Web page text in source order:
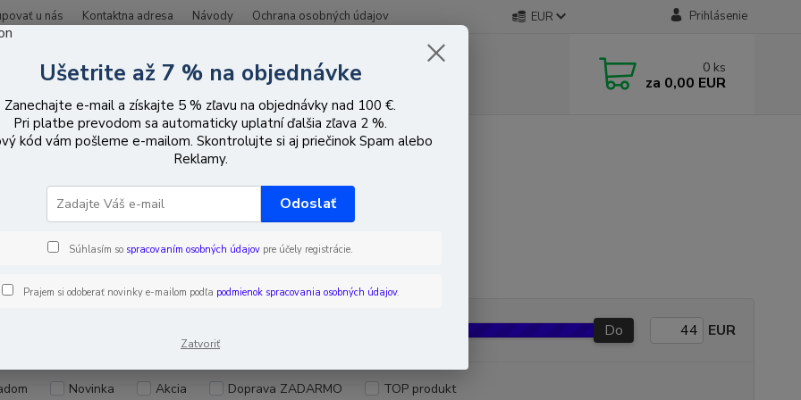
u nás Kontaktna adresa Návody Ochrana osobných údajov EUR Prihlásenie
Hľadať 0 ks
za 0,00 EUR
vniknutia Káble
Do EUR
Novinka Akcia Doprava ZADARMO TOP produkt
Ušetrite až 7 % na objednávke
Zanechajte e-mail a získajte 5 % zľavu na objednávky nad 100 €.
Pri platbe prevodom sa automaticky uplatní ďalšia zľava 2 %.
kód vám pošleme e-mailom. Skontrolujte si aj priečinok Spam alebo
Reklamy.
Odoslať
Súhlasím so spracovaním osobných údajov pre účely registrácie.
Prajem si odoberať novinky e-mailom podľa podmienok spracovania osobných údajov.
Zatvoriť